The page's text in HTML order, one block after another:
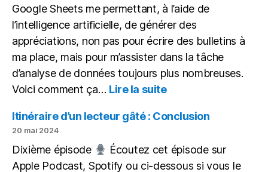
Google Sheets me permettant, à l’aide de
l’intelligence artificielle, de générer des
appréciations, non pas pour écrire des bulletins à
ma place, mais pour m’assister dans la tâche
d’analyse de données toujours plus nombreuses.
Voici comment ça… Lire la suite:
pour
pour
remplacer
Itinéraire d’un lecteur gâté : Conclusion
20 mai 2024
Dixième épisode
Écoutez cet épisode sur
Apple Podcast, Spotify ou ci-dessous si vous le